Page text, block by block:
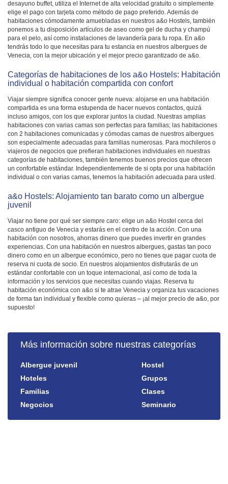
desayuno buffet, utiliza el Internet de alta velocidad gratuito o simplemente
elige el pago con tarjeta como método de pago preferido. Además de
habitaciones cómodamente amuebladas en nuestros a&o Hostels, también
ponemos a tu disposición artículos de aseo como gel de ducha y champú
para el pelo, así como instalaciones de lavandería para tu ropa. En a&o
tendrás todo lo que necesitas para tu estancia en nuestros albergues de
Venecia, con la mejor ubicación y el mejor precio garantizado de a&o.
Categorías de habitaciones de los a&o Hostels: Habitación
individual o habitación compartida con confort
Viajar siempre significa conocer gente nueva: alojarse en una habitación
compartida es una forma estupenda de hacer nuevos contactos, quizá
incluso amigos, con los que explorar juntos la ciudad. Nuestras amplias
habitaciones con varias camas son perfectas para familias; las habitaciones
con 2 habitaciones comunicadas y cómodas camas de nuestros albergues
son especialmente adecuadas para familias numerosas. Para mochileros o
viajeros de negocios que prefieran habitaciones individuales en nuestras
categorías de habitaciones, también tenemos buenos precios que ofrecen
un confortable estándar. Independientemente de si opta por una habitación
individual o con varias camas, tenemos la habitación adecuada para usted.
a&o Hostels: Alojamiento tan barato como un albergue
juvenil
Viajar no tiene por qué ser siempre caro: elige un a&o Hostel cerca del
casco antiguo de Venecia y estarás en el centro de la acción. Con una
habitación con nosotros, ahorras dinero que puedes invertir en grandes
experiencias. Con una habitación en nuestros albergues, gastas tan poco
dinero como en un albergue económico, pero no tienes que pagar cuota de
reserva ni cuota de socio. En nuestros alojamientos disfrutarás de un
estándar confortable con un toque internacional, así como de toda la
información y los servicios que necesitas cuando viajas. Reserva tu
habitación económica con a&o si te atrae Venecia y organiza tus vacaciones
de forma tan individual y flexible como quieras – ¡al mejor precio de a&o, por
supuesto!
Más información sobre nuestras categorías
Albergue juvenil
Hostel
Hoteles
Grupos
Familias
Clases
Negocios
Seminario